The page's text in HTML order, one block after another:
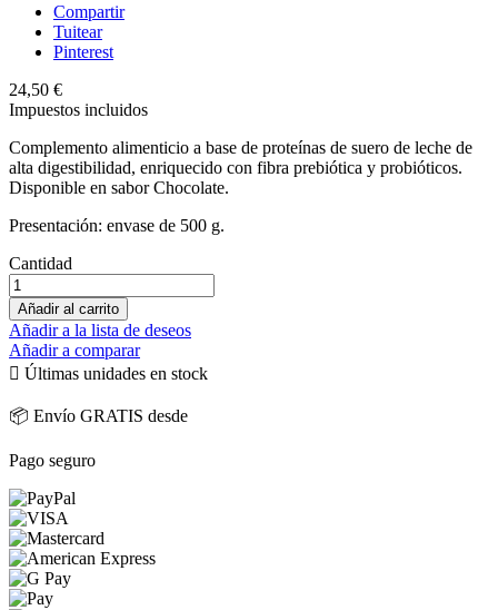
Compartir
Tuitear
Pinterest
24,50 €
Impuestos incluidos
Complemento alimenticio a base de proteínas de suero de leche de
alta digestibilidad, enriquecido con fibra prebiótica y probióticos.
Disponible en sabor Chocolate.
Presentación: envase de 500 g.
Cantidad
Añadir al carrito
Añadir a la lista de deseos
Añadir a comparar
 Últimas unidades en stock
📦 Envío GRATIS desde
Pago seguro